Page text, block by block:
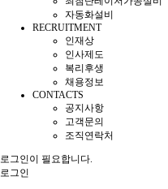
자동화설비
RECRUITMENT
인재상
인사제도
복리후생
채용정보
CONTACTS
공지사항
고객문의
조직연락처
로그인이 필요합니다.
로그인